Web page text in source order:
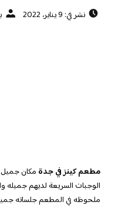
نشر في: 9 يناير، 2022
مطعم كينز في جدة مكان جميل
الوجبات السريعة لديهم جميله
ملحوظه في المطعم جلساته